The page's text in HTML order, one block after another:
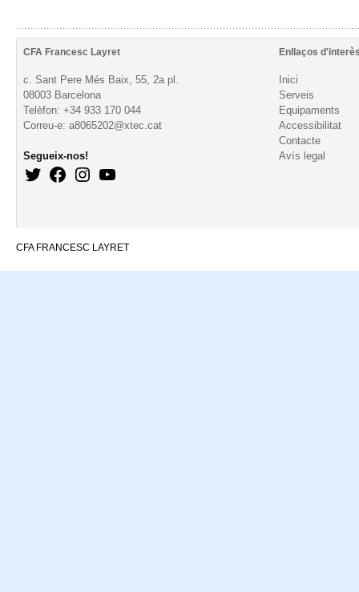
CFA Francesc Layret Enllaços
c. Sant Pere Més Baix, 55, 2a pl.
08003 Barcelona
Telèfon: +34 933 170 044
Correu-e: a8065202@xtec.cat
Segueix-nos!
Inici
Serveis
Equipaments
Accessibilitat
Contacte
Avís legal
CFA FRANCESC LAYRET